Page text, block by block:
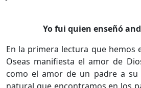
Yo fui quien enseñó
En la primera lectura que hemos
Oseas manifiesta el amor de
como el amor de un padre a su